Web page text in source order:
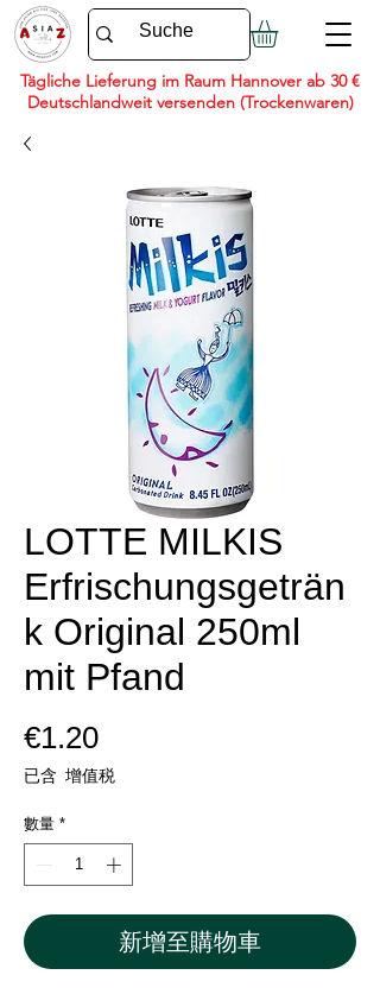
Tägliche Lieferung im Raum Hannover ab 30 €
Deutschlandweit versenden (Trockenwaren)
LOTTE MILKIS
Erfrischungsgeträn
k Original 250ml
mit Pfand
€1.20價
格
已含 增值税
數量 *
新增至購物車